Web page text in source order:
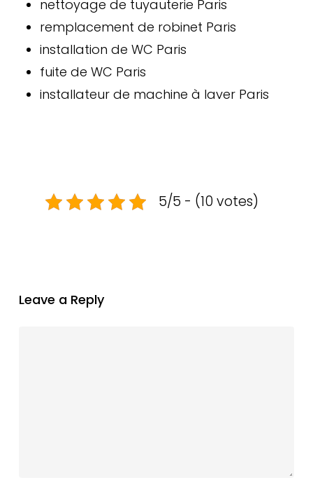
nettoyage de tuyauterie Paris
remplacement de robinet Paris
installation de WC Paris
fuite de WC Paris
installateur de machine à laver Paris
5/5 - (10 votes)
Leave a Reply